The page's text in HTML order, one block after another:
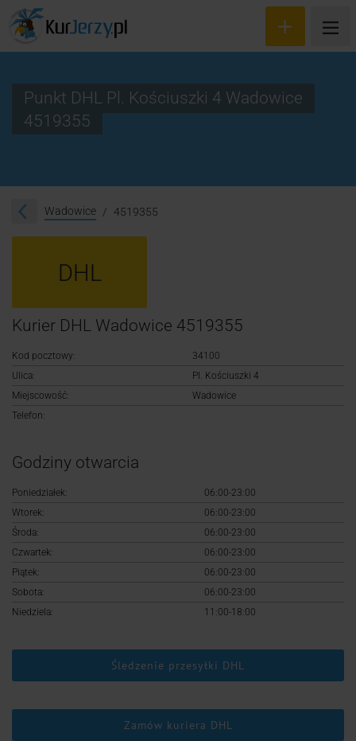
Śledzenie przesyłki
Logowanie
Punkt DHL Pl. Kościuszki 4 Wadowice
4519355
Wadowice 4519355
DHL
Kurier DHL Wadowice 4519355
Kod pocztowy:
34100
Ulica:
Pl. Kościuszki 4
Miejscowość:
Wadowice
Telefon:
Godziny otwarcia
Poniedziałek:
06:00-23:00
Wtorek:
06:00-23:00
Środa:
06:00-23:00
Czwartek:
06:00-23:00
Piątek:
06:00-23:00
Sobota:
06:00-23:00
Niedziela:
11:00-18:00
Śledzenie przesyłki DHL
Zamów kuriera DHL